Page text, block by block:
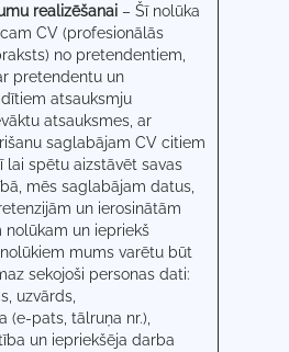
realizēšanai – Šī nolūka
CV (profesionālās
no pretendentiem,
pretendentu un
atsauksmju
atsauksmes, ar
saglabājam CV citiem
lai spētu aizstāvēt savas
mēs saglabājam datus,
un ierosinātām
nolūkam un iepriekš
mums varētu būt
sekojoši personas dati:
uzvārds,
(e-pats, tālruņa nr.),
un iepriekšēja darba